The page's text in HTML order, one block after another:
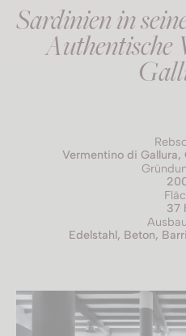
Sardinien in
Authentische
Vermentino di Gallura,
37
Edelstahl, Beton,